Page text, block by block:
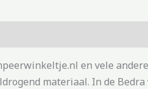
en vele
materiaal. In de